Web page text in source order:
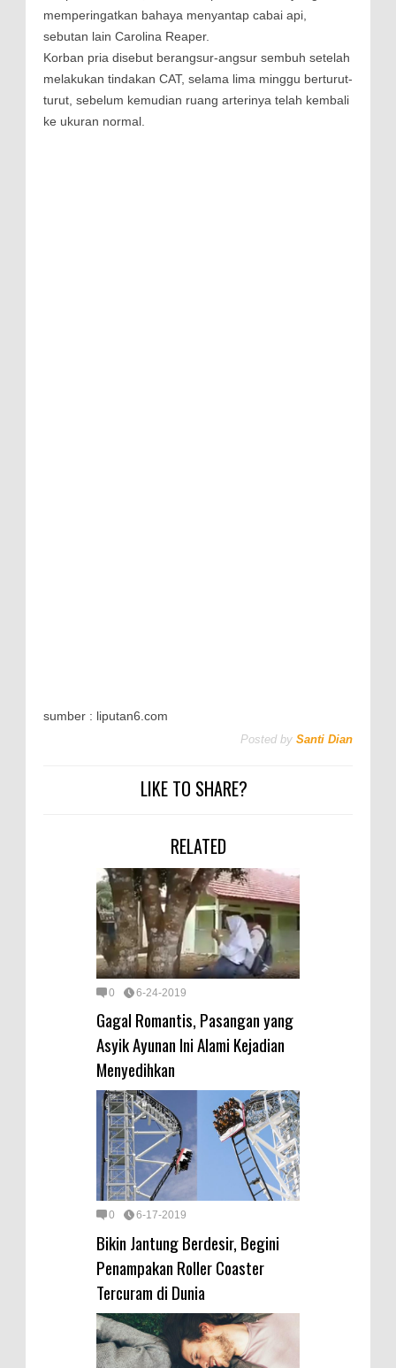
memperingatkan bahaya menyantap cabai api,
sebutan lain Carolina Reaper.
Korban pria disebut berangsur-angsur sembuh setelah
melakukan tindakan CAT, selama lima minggu berturut-
turut, sebelum kemudian ruang arterinya telah kembali
ke ukuran normal.
sumber : liputan6.com
Posted by Santi Dian
LIKE TO SHARE?
RELATED
0 6-24-2019
Gagal Romantis, Pasangan yang
Asyik Ayunan Ini Alami Kejadian
Menyedihkan
0 6-17-2019
Bikin Jantung Berdesir, Begini
Penampakan Roller Coaster
Tercuram di Dunia